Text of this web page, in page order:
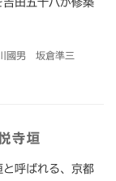
田五十八が修築
國男 坂倉準三
寺垣
呼ばれる、京都